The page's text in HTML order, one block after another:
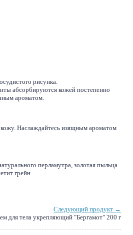
рисунка.
абсорбируются кожей постепенно
ароматом.
Наслаждайтесь изящным ароматом
перламутра, золотая пыльца
грейн.
Следующий продукт →
для тела укрепляющий "Бергамот" 200 г